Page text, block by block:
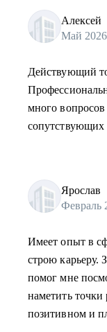
Алексей
Май 2026
Действующий
много
сопутствующих
Ярослав
Февраль
Имеет опыт в
строю карьеру.
помог мне
наметить точки
позитивном и